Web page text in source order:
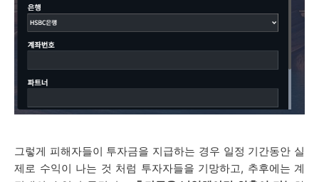
그렇게 피해자들이 투자금을 지급하는 경우 일정 기간동안 실
제로 수익이 나는 것 처럼 투자자들을 기망하고, 추후에는 계